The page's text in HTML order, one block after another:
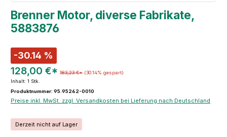
Brenner Motor, diverse Fabrikate,
5883876
-30.14 %
128,00 €* 183,23 €* (30.14% gespart)
Inhalt: 1 Stk.
Produktnummer: 95.95262-0010
Preise inkl. MwSt. zzgl. Versandkosten bei Lieferung nach Deutschland
Derzeit nicht auf Lager